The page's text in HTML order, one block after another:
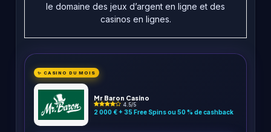
le domaine des jeux d’argent en ligne et des
casinos en lignes.
✨ CASINO DU MOIS
Mr Baron Casino
4.5/5
2 000 € + 35 Free Spins ou 50 % de cashback